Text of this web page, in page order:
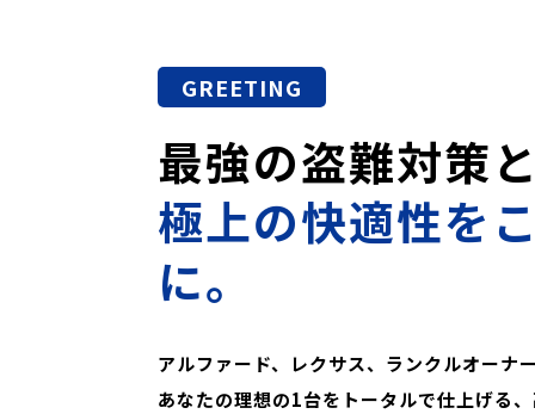
GREETING
最強の盗難対策
極上の快適性を
に。
アルファード、レクサス、ランクルオーナ
あなたの理想の1台をトータルで仕上げる